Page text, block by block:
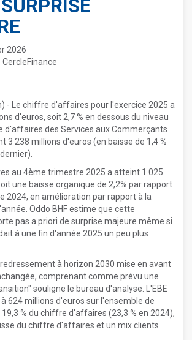
2026
- Le chiffre d'affaires pour l'exercice 2025 a
d'euros, soit 2,7 % en dessous du niveau
d'affaires des Services aux Commerçants
3 238 millions d'euros (en baisse de 1,4 %
au 4ème trimestre 2025 a atteint 1 025
une baisse organique de 2,2% par rapport
2024, en amélioration par rapport à la
Oddo BHF estime que cette
pas a priori de surprise majeure même si
à une fin d'année 2025 un peu plus
à horizon 2030 mise en avant
comprenant comme prévu une
souligne le bureau d'analyse. L'EBE
624 millions d'euros sur l'ensemble de
19,3 % du chiffre d'affaires (23,3 % en 2024),
du chiffre d'affaires et un mix clients